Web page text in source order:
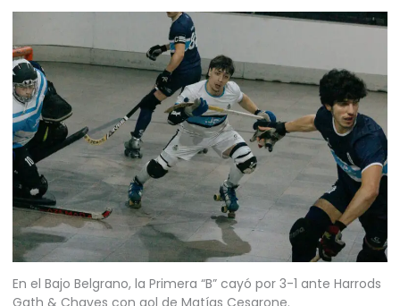
En el Bajo Belgrano, la Primera “B” cayó por 3-1 ante Harrods
Gath & Chaves con gol de Matías Cesarone.